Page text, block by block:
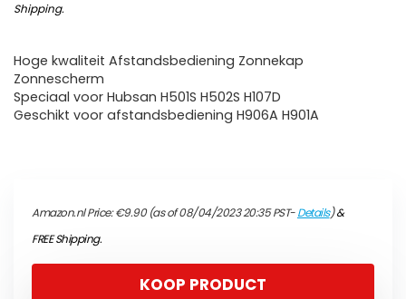
Shipping.
Hoge kwaliteit Afstandsbediening Zonnekap
Zonnescherm
Speciaal voor Hubsan H501S H502S H107D
Geschikt voor afstandsbediening H906A H901A
Amazon.nl Price:€9.90(as of 08/04/2023 20:35 PST-Details)&
FREE Shipping.
KOOP PRODUCT